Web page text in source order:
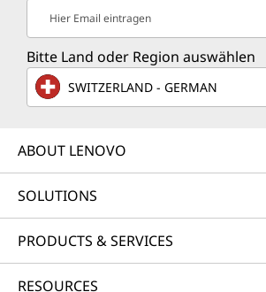
Hier Email eintragen
Bitte Land oder Region auswählen
SWITZERLAND - GERMAN
ABOUT LENOVO
SOLUTIONS
PRODUCTS & SERVICES
RESOURCES